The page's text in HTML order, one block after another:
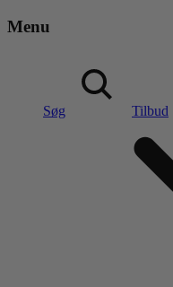
Menu
Søg Tilbud